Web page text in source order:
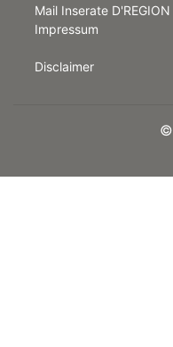
Mail Inserate D'REGION
Impressum
Disclaimer
©